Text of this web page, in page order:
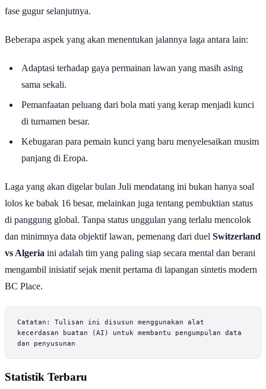
fase gugur selanjutnya.
Beberapa aspek yang akan menentukan jalannya laga antara lain:
Adaptasi terhadap gaya permainan lawan yang masih asing
sama sekali.
Pemanfaatan peluang dari bola mati yang kerap menjadi kunci
di turnamen besar.
Kebugaran para pemain kunci yang baru menyelesaikan musim
panjang di Eropa.
Laga yang akan digelar bulan Juli mendatang ini bukan hanya soal
lolos ke babak 16 besar, melainkan juga tentang pembuktian status
di panggung global. Tanpa status unggulan yang terlalu mencolok
dan minimnya data objektif lawan, pemenang dari duel Switzerland
vs Algeria ini adalah tim yang paling siap secara mental dan berani
mengambil inisiatif sejak menit pertama di lapangan sintetis modern
BC Place.
Catatan: Tulisan ini disusun menggunakan alat
kecerdasan buatan (AI) untuk membantu pengumpulan data
dan penyusunan
Statistik Terbaru